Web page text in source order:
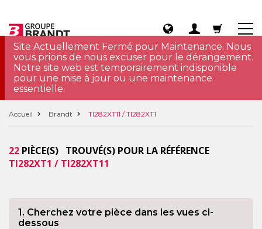
Site Actuellement Fermé pour Maintenance. Nous
vous prions de nous excuser pour le dérangement.
Notre site web est temporairement indisponible
pour une mise à jour ou une maintenance
essentielle.
Accueil Brandt TI282XT11 / TI282XT1
22 PIÈCE(S) TROUVÉ(S) POUR LA RÉFÉRENCE
TI282XT1 / TI282XT11
1. Cherchez votre pièce dans les vues ci-
dessous